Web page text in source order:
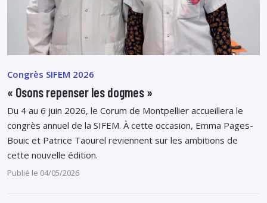
Congrès SIFEM 2026
« Osons repenser les dogmes »
Du 4 au 6 juin 2026, le Corum de Montpellier accueillera le
congrès annuel de la SIFEM. À cette occasion, Emma Pages-
Bouic et Patrice Taourel reviennent sur les ambitions de
cette nouvelle édition.
Publié le 04/05/2026